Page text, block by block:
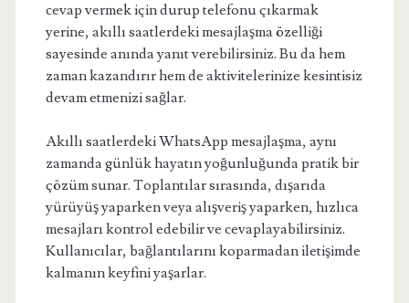
cevap vermek için durup telefonu çıkarmak
yerine, akıllı saatlerdeki mesajlaşma özelliği
sayesinde anında yanıt verebilirsiniz. Bu da hem
zaman kazandırır hem de aktivitelerinize kesintisiz
devam etmenizi sağlar.
Akıllı saatlerdeki WhatsApp mesajlaşma, aynı
zamanda günlük hayatın yoğunluğunda pratik bir
çözüm sunar. Toplantılar sırasında, dışarıda
yürüyüş yaparken veya alışveriş yaparken, hızlıca
mesajları kontrol edebilir ve cevaplayabilirsiniz.
Kullanıcılar, bağlantılarını koparmadan iletişimde
kalmanın keyfini yaşarlar.